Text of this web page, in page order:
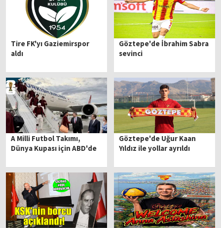
Tire FK'yı Gaziemirspor
aldı
Göztepe'de İbrahim Sabra
sevinci
A Milli Futbol Takımı,
Dünya Kupası için ABD'de
Göztepe'de Uğur Kaan
Yıldız ile yollar ayrıldı